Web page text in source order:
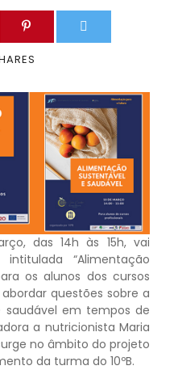
das 14h às 15h, vai
“Alimentação
os alunos dos cursos
questões sobre a
em tempos de
a nutricionista Maria
no âmbito do projeto
da turma do 10ºB.